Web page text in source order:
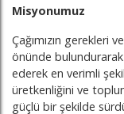
Misyonumuz
Çağımızın gerekleri
önünde
ederek en verimli
üretkenliğini ve
güçlü bir şekilde